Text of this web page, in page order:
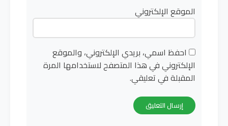
الموقع الإلكتروني
احفظ اسمي، بريدي الإلكتروني، والموقع
الإلكتروني في هذا المتصفح لاستخدامها المرة
المقبلة في تعليقي.